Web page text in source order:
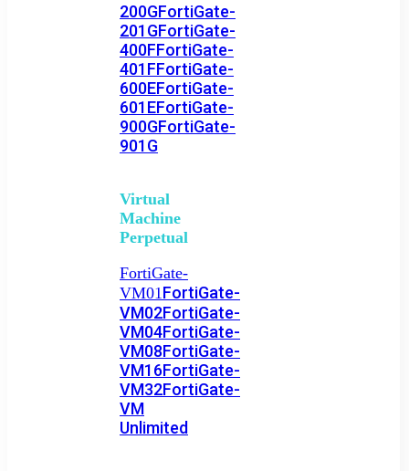
200GFortiGate-
201GFortiGate-
400FFortiGate-
401FFortiGate-
600EFortiGate-
601EFortiGate-
900GFortiGate-
901G
Virtual
Machine
Perpetual
FortiGate-
VM01FortiGate-
VM02FortiGate-
VM04FortiGate-
VM08FortiGate-
VM16FortiGate-
VM32FortiGate-
VM
Unlimited